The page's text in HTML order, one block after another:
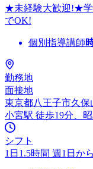
★未経験大歓迎!★学
でOK!
個別指導講師
勤務地
面接地
東京都八王子市久保
小宮駅 徒歩19分、
シフト
1日1.5時間 週1日か